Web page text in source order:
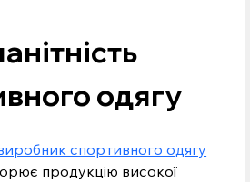
одягу
спортивного одягу
продукцію високої